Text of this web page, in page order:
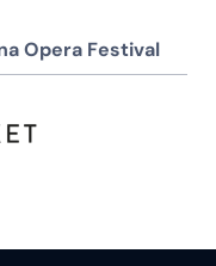
Opera Festival